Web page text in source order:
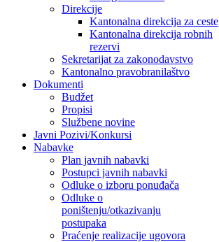
Direkcije
Kantonalna direkcija za ceste
Kantonalna direkcija robnih
rezervi
Sekretarijat za zakonodavstvo
Kantonalno pravobranilaštvo
Dokumenti
Budžet
Propisi
Službene novine
Javni Pozivi/Konkursi
Nabavke
Plan javnih nabavki
Postupci javnih nabavki
Odluke o izboru ponuđača
Odluke o
poništenju/otkazivanju
postupaka
Praćenje realizacije ugovora